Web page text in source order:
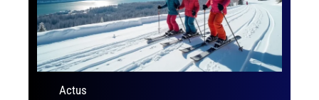
Actus